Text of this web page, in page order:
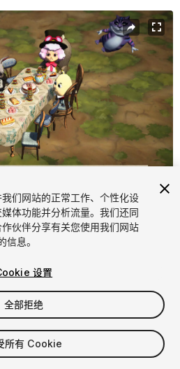
1/38
们网站的正常工作、个性化设
体功能并分析流量。我们还同
伙伴分享有关您使用我们网站
信息。
设置
全部拒绝
所有 Cookie